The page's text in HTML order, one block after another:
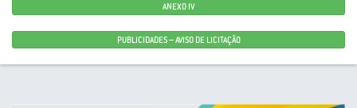
ANEXO IV
PUBLICIDADES – AVISO DE LICITAÇÃO